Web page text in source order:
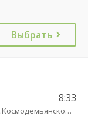
Выбрать
8:33
Памятник А.Космодемьянскому(Балтийское шоссе) трасса